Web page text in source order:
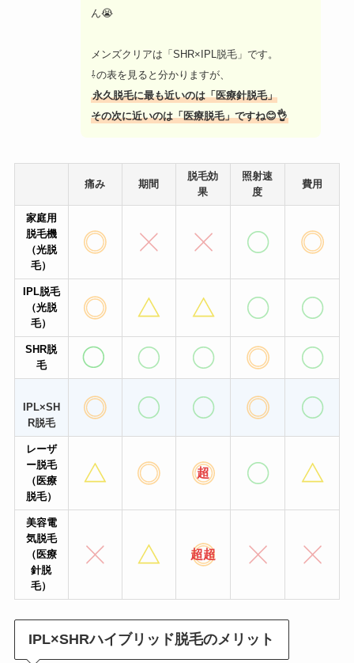
ん😭
メンズクリアは「SHR×IPL脱毛」です。
⇩の表を見ると分かりますが、
永久脱毛に最も近いのは「医療針脱毛」
その次に近いのは「医療脱毛」ですね😊👌
痛み 期間
脱毛効
果
照射速
度
費用
家庭用
脱毛機
（光脱
毛）
IPL脱毛
（光脱
毛）
SHR脱
毛
IPL×SH
R脱毛
レーザ
ー脱毛
（医療
脱毛）
超
美容電
気脱毛
（医療
針脱
毛）
超超
IPL×SHRハイブリッド脱毛のメリット